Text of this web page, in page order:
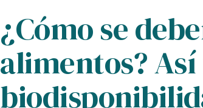
¿Cómo se
alimentos?